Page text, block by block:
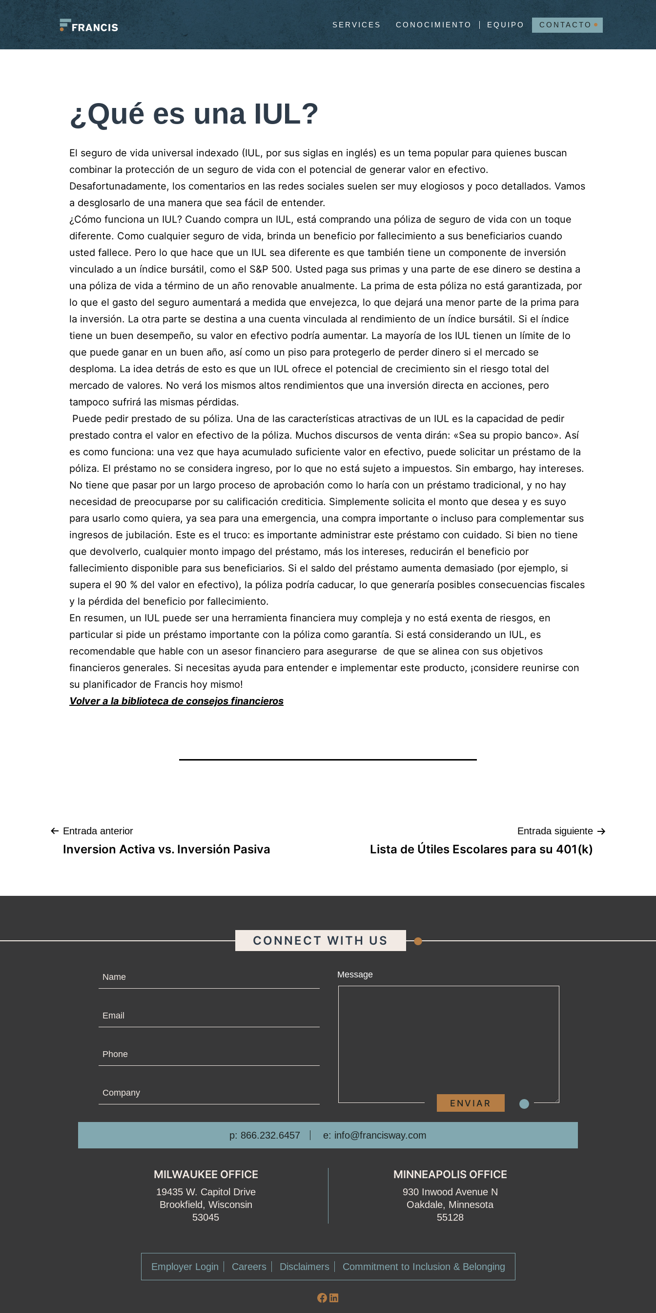
Saltar
contenido
Francis
SERVICES CONOCIMIENTO EQUIPO CONTACTO
¿Qué es una IUL?
El seguro de vida universal indexado (IUL, por sus siglas en inglés) es un tema popular para quienes buscan
combinar la protección de un seguro de vida con el potencial de generar valor en efectivo.
Desafortunadamente, los comentarios en las redes sociales suelen ser muy elogiosos y poco detallados. Vamos
a desglosarlo de una manera que sea fácil de entender.
¿Cómo funciona un IUL? Cuando compra un IUL, está comprando una póliza de seguro de vida con un toque
diferente. Como cualquier seguro de vida, brinda un beneficio por fallecimiento a sus beneficiarios cuando
usted fallece. Pero lo que hace que un IUL sea diferente es que también tiene un componente de inversión
vinculado a un índice bursátil, como el S&P 500. Usted paga sus primas y una parte de ese dinero se destina a
una póliza de vida a término de un año renovable anualmente. La prima de esta póliza no está garantizada, por
lo que el gasto del seguro aumentará a medida que envejezca, lo que dejará una menor parte de la prima para
la inversión. La otra parte se destina a una cuenta vinculada al rendimiento de un índice bursátil. Si el índice
tiene un buen desempeño, su valor en efectivo podría aumentar. La mayoría de los IUL tienen un límite de lo
que puede ganar en un buen año, así como un piso para protegerlo de perder dinero si el mercado se
desploma. La idea detrás de esto es que un IUL ofrece el potencial de crecimiento sin el riesgo total del
mercado de valores. No verá los mismos altos rendimientos que una inversión directa en acciones, pero
tampoco sufrirá las mismas pérdidas.
Puede pedir prestado de su póliza. Una de las características atractivas de un IUL es la capacidad de pedir
prestado contra el valor en efectivo de la póliza. Muchos discursos de venta dirán: «Sea su propio banco». Así
es como funciona: una vez que haya acumulado suficiente valor en efectivo, puede solicitar un préstamo de la
póliza. El préstamo no se considera ingreso, por lo que no está sujeto a impuestos. Sin embargo, hay intereses.
No tiene que pasar por un largo proceso de aprobación como lo haría con un préstamo tradicional, y no hay
necesidad de preocuparse por su calificación crediticia. Simplemente solicita el monto que desea y es suyo
para usarlo como quiera, ya sea para una emergencia, una compra importante o incluso para complementar sus
ingresos de jubilación. Este es el truco: es importante administrar este préstamo con cuidado. Si bien no tiene
que devolverlo, cualquier monto impago del préstamo, más los intereses, reducirán el beneficio por
fallecimiento disponible para sus beneficiarios. Si el saldo del préstamo aumenta demasiado (por ejemplo, si
supera el 90 % del valor en efectivo), la póliza podría caducar, lo que generaría posibles consecuencias fiscales
y la pérdida del beneficio por fallecimiento.
En resumen, un IUL puede ser una herramienta financiera muy compleja y no está exenta de riesgos, en
particular si pide un préstamo importante con la póliza como garantía. Si está considerando un IUL, es
recomendable que hable con un asesor financiero para asegurarse de que se alinea con sus objetivos
financieros generales. Si necesitas ayuda para entender e implementar este producto, ¡considere reunirse con
su planificador de Francis hoy mismo!
Volver a la biblioteca de consejos financieros
Navegación
entradas
Entrada anterior
Inversion Activa vs. Inversión Pasiva
Entrada siguiente
Lista de Útiles Escolares para su 401(k)
CONNECT WITH US .
Message
p: 866.232.6457 e: info@francisway.com
MILWAUKEE OFFICE
19435 W. Capitol Drive
Brookfield, Wisconsin
53045
MINNEAPOLIS OFFICE
930 Inwood Avenue N
Oakdale, Minnesota
55128
Employer Login Careers Disclaimers Commitment to Inclusion & Belonging
Facebook
LinkedIn